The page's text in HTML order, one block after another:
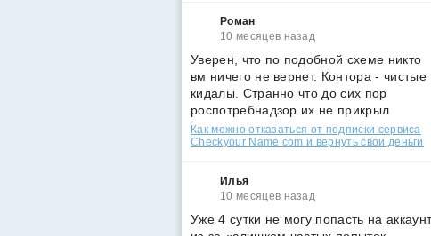
Роман
10 месяцев назад
Уверен, что по подобной схеме никто
вм ничего не вернет. Контора - чистые
кидалы. Странно что до сих пор
роспотребнадзор их не прикрыл
Как можно отказаться от подписки сервиса
Checkyour Name com и вернуть свои деньги
Илья
10 месяцев назад
Уже 4 сутки не могу попасть на